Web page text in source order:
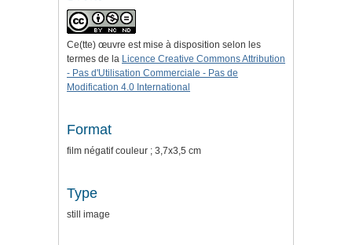
Ce(tte) œuvre est mise à disposition selon les
termes de la Licence Creative Commons Attribution
- Pas d'Utilisation Commerciale - Pas de
Modification 4.0 International
Format
film négatif couleur ; 3,7x3,5 cm
Type
still image